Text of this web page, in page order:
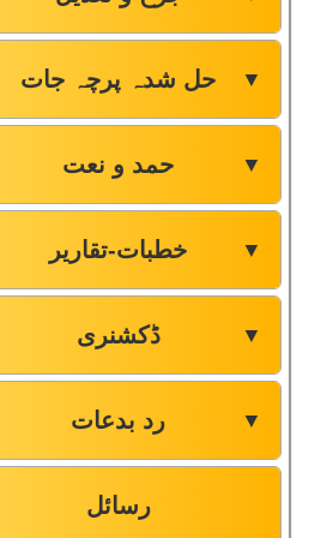
حل شدہ پرچہ جات ▼
حمد و نعت ▼
خطبات-تقاریر ▼
ڈکشنری ▼
رد بدعات ▼
رسائل